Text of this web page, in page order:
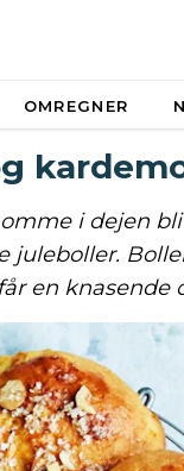
OMREGNER
i dejen
juleboller.
en knasende